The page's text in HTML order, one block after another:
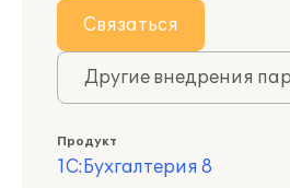
Связаться
Другие внедрения
Продукт
1С:Бухгалтерия 8